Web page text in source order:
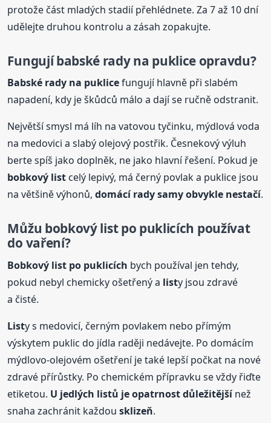
protože část mladých stadií přehlédnete. Za 7 až 10 dní
udělejte druhou kontrolu a zásah zopakujte.
Fungují babské rady na puklice opravdu?
Babské rady na puklicefungují hlavně při slabém
napadení, kdy je škůdců málo a dají se ručně odstranit.
Největší smysl má líh na vatovou tyčinku, mýdlová voda
na medovici a slabý olejový postřik. Česnekový výluh
berte spíš jako doplněk, ne jako hlavní řešení. Pokud je
bobkový list celý lepivý, má černý povlak a puklice jsou
na většině výhonů,domácí rady samy obvykle nestačí.
Můžu bobkovýlistpo puklicích používat
do vaření?
Bobkový list po puklicích bych používal jen tehdy,
pokud nebyl chemicky ošetřený a listy jsou zdravé
a čisté.
Listy s medovicí, černým povlakem nebo přímým
výskytem puklic do jídla raději nedávejte. Po domácím
mýdlovo-olejovém ošetření je také lepší počkat na nové
zdravé přírůstky. Po chemickém přípravku se vždy řiďte
etiketou. U jedlých listů je opatrnost důležitějšínež
snaha zachránit každousklizeň.